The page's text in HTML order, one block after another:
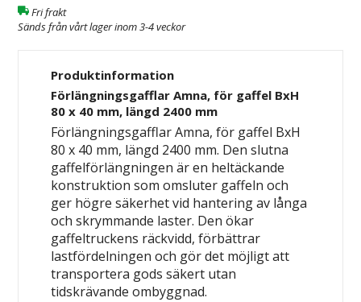
Fri frakt
Sänds från vårt lager inom 3-4 veckor
Produktinformation
Förlängningsgafflar Amna, för gaffel BxH
80 x 40 mm, längd 2400 mm
Förlängningsgafflar Amna, för gaffel BxH
80 x 40 mm, längd 2400 mm. Den slutna
gaffelförlängningen är en heltäckande
konstruktion som omsluter gaffeln och
ger högre säkerhet vid hantering av långa
och skrymmande laster. Den ökar
gaffeltruckens räckvidd, förbättrar
lastfördelningen och gör det möjligt att
transportera gods säkert utan
tidskrävande ombyggnad.